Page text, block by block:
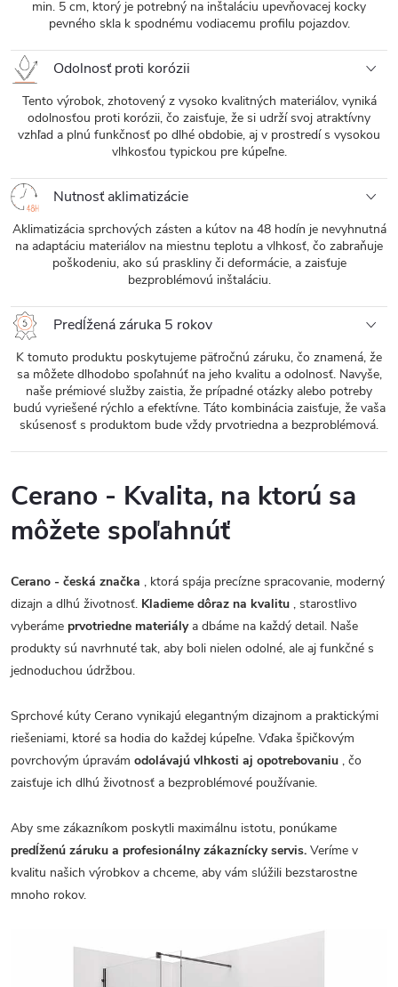
min. 5 cm, ktorý je potrebný na inštaláciu upevňovacej kocky
pevného skla k spodnému vodiacemu profilu pojazdov.
Odolnosť proti korózii
Tento výrobok, zhotovený z vysoko kvalitných materiálov, vyniká
odolnosťou proti korózii, čo zaisťuje, že si udrží svoj atraktívny
vzhľad a plnú funkčnosť po dlhé obdobie, aj v prostredí s vysokou
vlhkosťou typickou pre kúpeľne.
Nutnosť aklimatizácie
Aklimatizácia sprchových zásten a kútov na 48 hodín je nevyhnutná
na adaptáciu materiálov na miestnu teplotu a vlhkosť, čo zabraňuje
poškodeniu, ako sú praskliny či deformácie, a zaisťuje
bezproblémovú inštaláciu.
Predĺžená záruka 5 rokov
K tomuto produktu poskytujeme päťročnú záruku, čo znamená, že
sa môžete dlhodobo spoľahnúť na jeho kvalitu a odolnosť. Navyše,
naše prémiové služby zaistia, že prípadné otázky alebo potreby
budú vyriešené rýchlo a efektívne. Táto kombinácia zaisťuje, že vaša
skúsenosť s produktom bude vždy prvotriedna a bezproblémová.
Cerano - Kvalita, na ktorú sa
môžete spoľahnúť
Cerano - česká značka , ktorá spája precízne spracovanie, moderný
dizajn a dlhú životnosť. Kladieme dôraz na kvalitu , starostlivo
vyberáme prvotriedne materiálya dbáme na každý detail. Naše
produkty sú navrhnuté tak, aby boli nielen odolné, ale aj funkčné s
jednoduchou údržbou.
Sprchové kúty Cerano vynikajú elegantným dizajnom a praktickými
riešeniami, ktoré sa hodia do každej kúpeľne. Vďaka špičkovým
povrchovým úpravám odolávajú vlhkosti aj opotrebovaniu , čo
zaisťuje ich dlhú životnosť a bezproblémové používanie.
Aby sme zákazníkom poskytli maximálnu istotu, ponúkame
predĺženú záruku a profesionálny zákaznícky servis. Veríme v
kvalitu našich výrobkov a chceme, aby vám slúžili bezstarostne
mnoho rokov.